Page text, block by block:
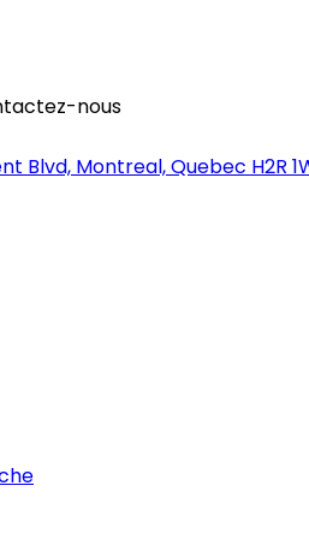
nous
Blvd, Montreal, Quebec H2R